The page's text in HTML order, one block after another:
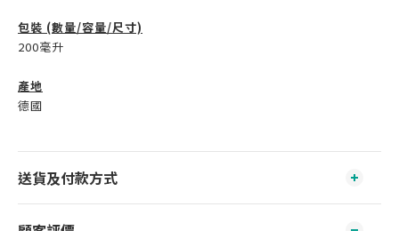
包裝 (數量/容量/尺寸)
200毫升
產地
德國
送貨及付款方式